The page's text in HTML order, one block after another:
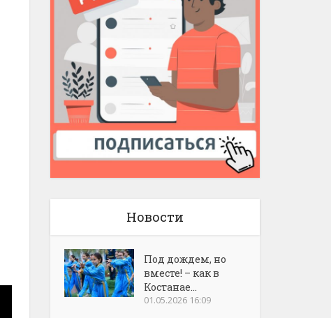
Новости
Под дождем, но
вместе! – как в
Костанае...
01.05.2026 16:09